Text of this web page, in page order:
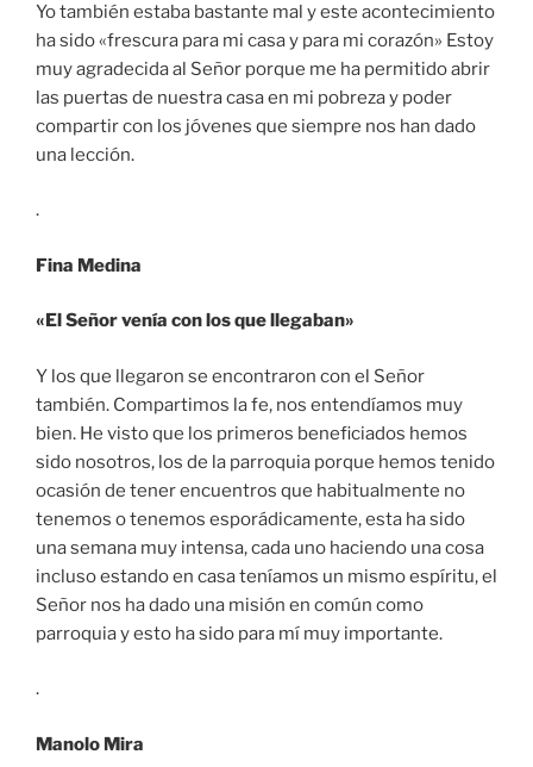
Yo también estaba bastante mal y este acontecimiento
ha sido «frescura para mi casa y para mi corazón» Estoy
muy agradecida al Señor porque me ha permitido abrir
las puertas de nuestra casa en mi pobreza y poder
compartir con los jóvenes que siempre nos han dado
una lección.
.
Fina Medina
«El Señor venía con los que llegaban»
Y los que llegaron se encontraron con el Señor
también. Compartimos la fe, nos entendíamos muy
bien. He visto que los primeros beneficiados hemos
sido nosotros, los de la parroquia porque hemos tenido
ocasión de tener encuentros que habitualmente no
tenemos o tenemos esporádicamente, esta ha sido
una semana muy intensa, cada uno haciendo una cosa
incluso estando en casa teníamos un mismo espíritu, el
Señor nos ha dado una misión en común como
parroquia y esto ha sido para mí muy importante.
.
Manolo Mira